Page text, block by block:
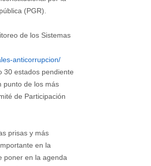
(PGR).
de los Sistemas
anticorrupcion/
30 estados pendiente
punto de los más
de Participación
prisas y más
en la
poner en la agenda